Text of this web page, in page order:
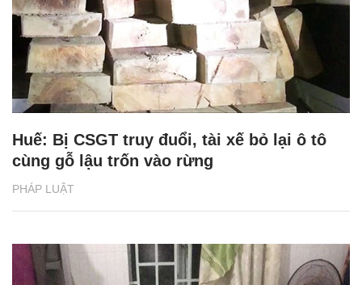
PHÁP LUẬT
Huế: Bị CSGT truy đuổi, tài xế bỏ lại ô tô
cùng gỗ lậu trốn vào rừng